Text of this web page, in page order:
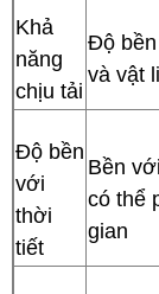
Khả
năng
chịu tải
Độ
và vật
Độ bền
với
thời
tiết
Bền
có thể
gian